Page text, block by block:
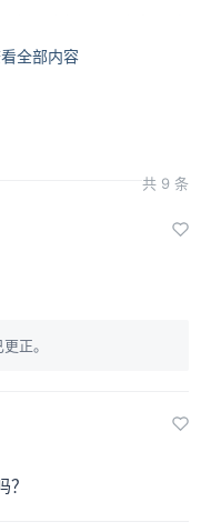
分两个，比较短，这
全部内容
共 9 条
正。